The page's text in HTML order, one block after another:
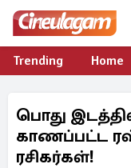
Trending Home
பொது
காணப்பட்ட
ரசிகர்கள்!